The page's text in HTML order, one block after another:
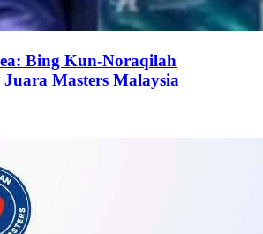
Bing Kun-Noraqilah
Masters Malaysia